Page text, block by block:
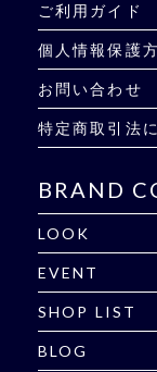
ご利用ガイド
個人情報保護
お問い合わせ
特定商取引法
BRAND
LOOK
EVENT
SHOP LIST
BLOG